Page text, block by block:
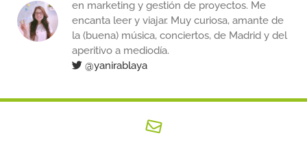
en marketing y gestión de proyectos. Me
encanta leer y viajar. Muy curiosa, amante de
la (buena) música, conciertos, de Madrid y del
aperitivo a mediodía.
@yanirablaya